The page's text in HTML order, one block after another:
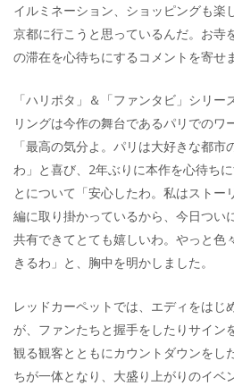
イルミネーション、ショッピングも楽
京都に行こうと思っているんだ。お寺
の滞在を心待ちにするコメントを寄せ
「ハリポタ」＆「ファンタビ」シリー
リングは今作の舞台であるパリでのワ
「最高の気分よ。パリは大好きな都
わ」と喜び、2年ぶりに本作を心待ち
とについて「安心したわ。私はストー
編に取り掛かっているから、今日つい
共有できてとても嬉しいわ。やっと色
きるわ」と、胸中を明かしました。
レッドカーペットでは、エディをはじ
が、ファンたちと握手をしたりサイン
観る観客とともにカウントダウンをし
ちが一体となり、大盛り上がりのイベ